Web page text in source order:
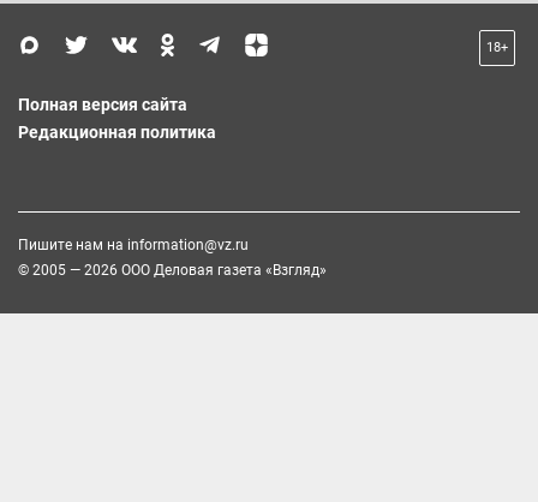
18+
Полная версия сайта
Редакционная политика
Пишите нам на information@vz.ru
© 2005 — 2026 ООО Деловая газета «Взгляд»